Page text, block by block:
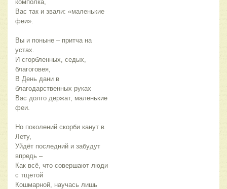
комполка,
Вас так и звали: «маленькие
феи».
Вы и поныне – притча на
устах.
И сгорбленных, седых,
благоговея,
В День дани в
благодарственных руках
Вас долго держат, маленькие
феи.
Но поколений скорби канут в
Лету,
Уйдёт последний и забудут
впредь –
Как всё, что совершают люди
с тщетой
Кошмарной, научась лишь